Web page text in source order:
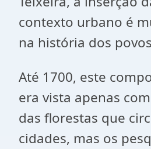
contexto urbano é
na história dos
Até 1700, este
era vista apenas
das florestas que
cidades, mas os